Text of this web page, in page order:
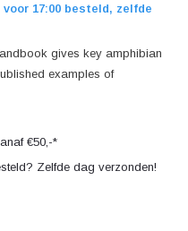
17:00 besteld, zelfde
gives key amphibian
examples of
€50,-*
Zelfde dag verzonden!